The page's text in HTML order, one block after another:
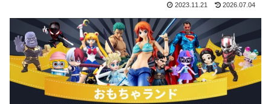
2023.11.21 2026.07.04